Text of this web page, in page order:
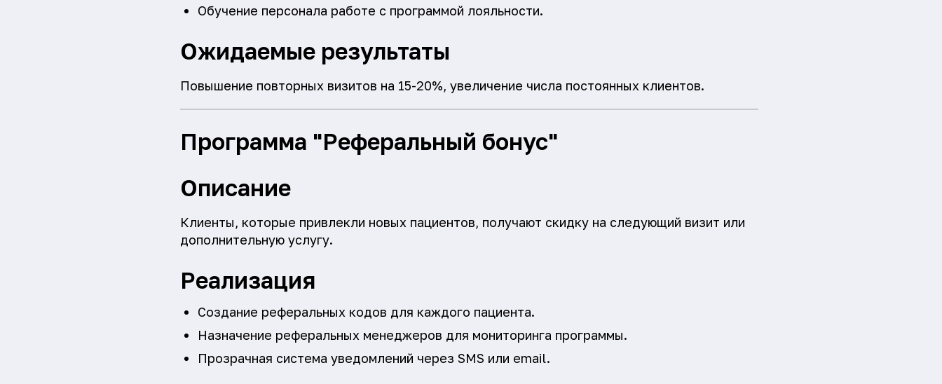
Обучение персонала работе с программой лояльности.
Ожидаемые результаты
Повышение повторных визитов на 15-20%, увеличение числа постоянных клиентов.
Программа "Реферальный бонус"
Описание
Клиенты, которые привлекли новых пациентов, получают скидку на следующий визит или
дополнительную услугу.
Реализация
Создание реферальных кодов для каждого пациента.
Назначение реферальных менеджеров для мониторинга программы.
Прозрачная система уведомлений через SMS или email.